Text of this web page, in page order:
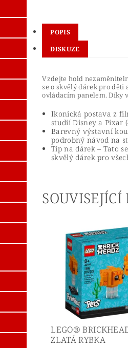
POPIS
DISKUZE
Vzdejte hold
se o skvělý dárek pro
ovládacím panelem. Díky
Ikonická postava z
studií Disney a Pixar
Barevný výstavní
podrobný návod na
Tip na dárek – Tato
skvělý dárek pro
SOUVISEJÍCÍ
LEGO®
ZLATÁ RYBKA